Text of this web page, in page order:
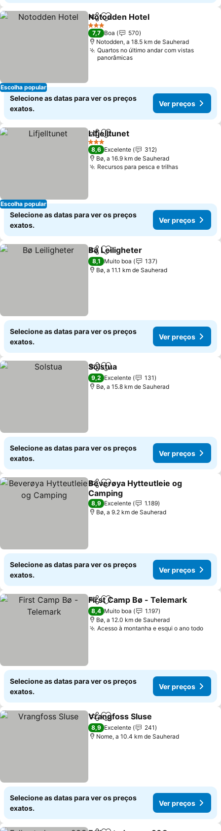
Escolha popular
PartilharAdicionar aos favoritos
Notodden Hotel
3 Estrelas
7,7 Boa
570
Notodden, a 18.5 km de Sauherad
Quartos no último andar com vistas
panorâmicas
Selecione as datas para ver os preços
exatos.
Ver preços
Escolha popular
PartilharAdicionar aos favoritos
Lifjelltunet
3 Estrelas
8,6 Excelente
312
Bø, a 16.9 km de Sauherad
Recursos para pesca e trilhasVer preços
Selecione as datas para ver os preços
exatos.
Ver preços
PartilharAdicionar aos favoritos
Bø Leiligheter
8,1 Muito boa
137
Bø, a 11.1 km de Sauherad
Selecione as datas para ver os preços
exatos.
Ver preços
PartilharAdicionar aos favoritos
Solstua
9,2 Excelente
131
Bø, a 15.8 km de Sauherad
Selecione as datas para ver os preços
exatos.
Ver preços
PartilharAdicionar aos favoritos
Beverøya Hytteutleie og
Camping
Ver preços
8,9 Excelente
1.189
Bø, a 9.2 km de Sauherad
Selecione as datas para ver os preços
exatos.
Ver preços
PartilharAdicionar aos favoritos
First Camp Bø - Telemark
8,4 Muito boa
1.197
Bø, a 12.0 km de Sauherad
Acesso à montanha e esqui o ano todoVer
Selecione as datas para ver os preços
exatos.
Ver preços
PartilharAdicionar aos favoritos
Vrangfoss Sluse
8,9 Excelente
241
Nome, a 10.4 km de Sauherad
Selecione as datas para ver os preços
exatos.
Ver preços